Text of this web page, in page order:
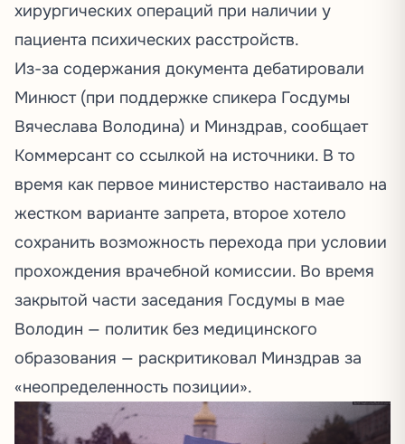
хирургических операций при наличии у
пациента психических расстройств.
Из-за содержания документа дебатировали
Минюст (при поддержке спикера Госдумы
Вячеслава Володина) и Минздрав, сообщает
Коммерсант со ссылкой на источники. В то
время как первое министерство настаивало на
жестком варианте запрета, второе хотело
сохранить возможность перехода при условии
прохождения врачебной комиссии. Во время
закрытой части заседания Госдумы в мае
Володин — политик без медицинского
образования — раскритиковал Минздрав за
«неопределенность позиции».